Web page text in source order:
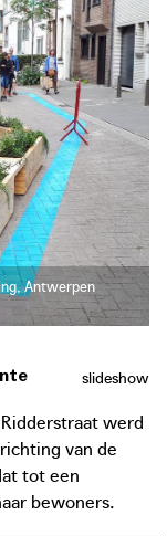
Antwerpen
slideshow
werd
van de
tot een
bewoners.